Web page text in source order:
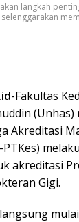
langkah
-Fakultas
(Unhas)
Akreditasi
akreditasi
Gigi.